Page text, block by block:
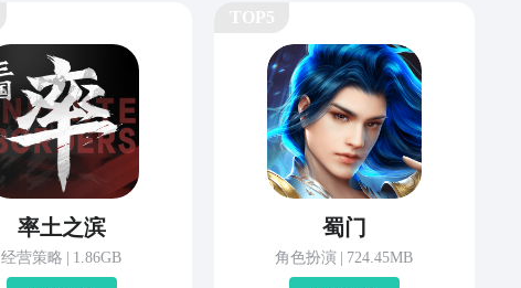
率土之滨
经营策略 1.86GB
蜀门
角色扮演 724.45MB